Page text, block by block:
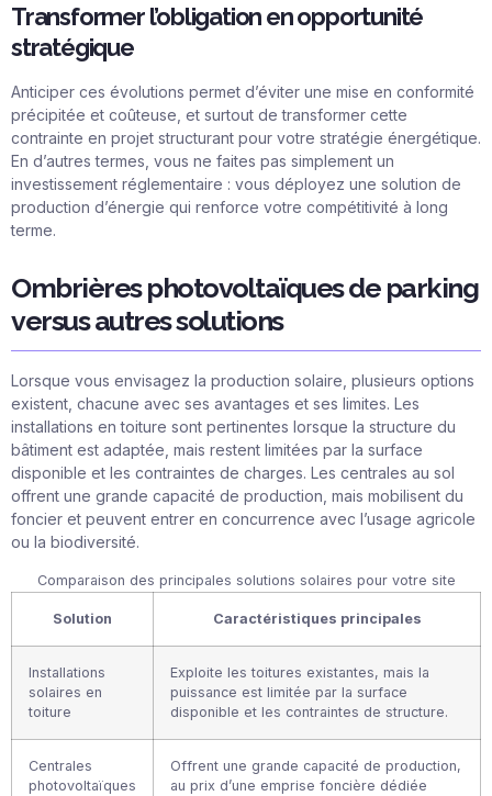
Transformer l’obligation en opportunité
stratégique
Anticiper ces évolutions permet d’éviter une mise en conformité
précipitée et coûteuse, et surtout de transformer cette
contrainte en projet structurant pour votre stratégie énergétique.
En d’autres termes, vous ne faites pas simplement un
investissement réglementaire : vous déployez une solution de
production d’énergie qui renforce votre compétitivité à long
terme.
Ombrières photovoltaïques de parking
versus autres solutions
Lorsque vous envisagez la production solaire, plusieurs options
existent, chacune avec ses avantages et ses limites. Les
installations en toiture sont pertinentes lorsque la structure du
bâtiment est adaptée, mais restent limitées par la surface
disponible et les contraintes de charges. Les centrales au sol
offrent une grande capacité de production, mais mobilisent du
foncier et peuvent entrer en concurrence avec l’usage agricole
ou la biodiversité.
Comparaison des principales solutions solaires pour votre site
Solution Caractéristiques principales
Installations
solaires en
toiture
Exploite les toitures existantes, mais la
puissance est limitée par la surface
disponible et les contraintes de structure.
Centrales
photovoltaïques
Offrent une grande capacité de production,
au prix d’une emprise foncière dédiée